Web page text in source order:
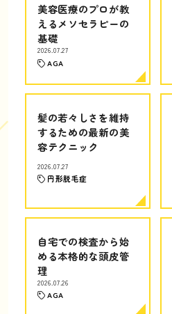
美容医療のプロが教
えるメソセラピーの
基礎
2026.07.27
AGA
髪の若々しさを維持
するための最新の美
容テクニック
2026.07.27
円形脱毛症
自宅での検査から始
める本格的な頭皮管
理
2026.07.26
AGA